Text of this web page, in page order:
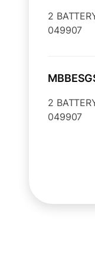
2
049907
2
049907